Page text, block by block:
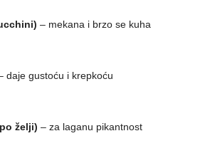
– mekana i brzo se kuha
daje gustoću i krepkoću
želji) – za laganu pikantnost